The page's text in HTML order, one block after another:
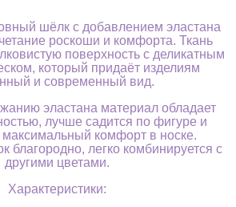
шёлк с добавлением эластана
роскоши и комфорта. Ткань
поверхность с деликатным
который придаёт изделиям
и современный вид.
эластана материал обладает
лучше садится по фигуре и
максимальный комфорт в носке.
благородно, легко комбинируется с
другими цветами.
Характеристики: